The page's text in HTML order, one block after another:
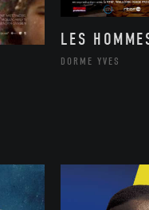
LES
DORME YVES